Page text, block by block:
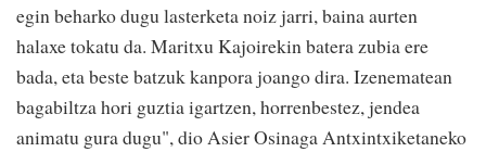
egin beharko dugu lasterketa noiz jarri, baina aurten
halaxe tokatu da. Maritxu Kajoirekin batera zubia ere
bada, eta beste batzuk kanpora joango dira. Izenematean
bagabiltza hori guztia igartzen, horrenbestez, jendea
animatu gura dugu", dio Asier Osinaga Antxintxiketaneko